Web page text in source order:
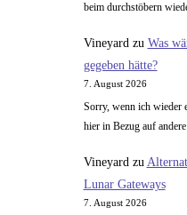
beim durchstöbern
Vineyardzu Was
gegeben hätte?
7. August 2026
Sorry, wenn ich wieder
hier in Bezug auf
Vineyard zu
Lunar Gateways
7. August 2026